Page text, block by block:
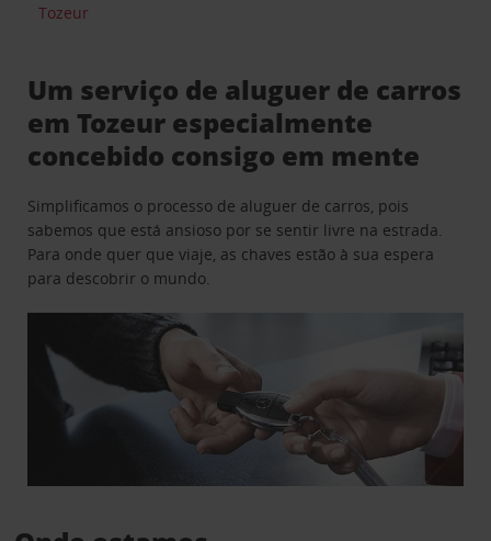
Tozeur
Um serviço de aluguer de carros
em Tozeur especialmente
concebido consigo em mente
Simplificamos o processo de aluguer de carros, pois
sabemos que está ansioso por se sentir livre na estrada.
Para onde quer que viaje, as chaves estão à sua espera
para descobrir o mundo.